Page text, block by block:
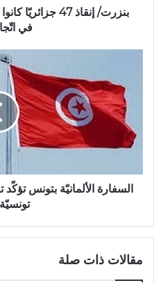
بنزرت/ إنقاذ 47
في
السفارة الألمانيّة بتونس
مقالات ذات صلة